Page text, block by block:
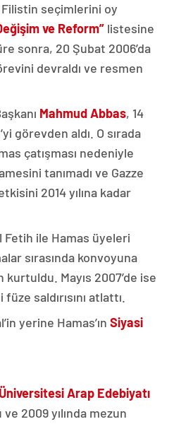
Filistin seçimlerini oy
ve Reform” listesine
sonra, 20 Şubat 2006’da
devraldı ve resmen
Mahmud Abbas, 14
görevden aldı. O sırada
çatışması nedeniyle
tanımadı ve Gazze
2014 yılına kadar
Fetih ile Hamas üyeleri
sırasında konvoyuna
kurtuldu. Mayıs 2007’de ise
saldırısını atlattı.
yerine Hamas’ın Siyasi
Arap Edebiyatı
2009 yılında mezun